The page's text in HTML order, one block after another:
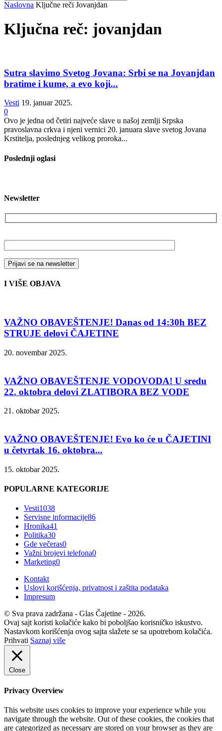
Naslovna Ključne reči Jovanjdan
Ključna reč: jovanjdan
Sutra slavimo Svetog Jovana: Srbi se na Jovanjdan
bratime i kume, a evo koji...
Vesti 19. januar 2025.
0
Ovo je jedna od četiri najveće slave u našoj zemlji Srpska
pravoslavna crkva i njeni vernici 20. januara slave svetog Jovana
Krstitelja, poslednjeg velikog proroka...
Poslednji oglasi
Newsletter
I VIŠE OBJAVA
VAŽNO OBAVEŠTENJE! Danas od 14:30h BEZ
STRUJE delovi ČAJETINE
20. novembar 2025.
VAŽNO OBAVEŠTENJE VODOVODA! U sredu
22. oktobra delovi ZLATIBORA BEZ VODE
21. oktobar 2025.
VAŽNO OBAVEŠTENJE! Evo ko će u ČAJETINI
u četvrtak 16. oktobra...
15. oktobar 2025.
POPULARNE KATEGORIJE
Vesti1038
Servisne informacije86
Hronika41
Politika30
Gde večeras0
Važni brojevi telefona0
Marketing0
Kontakt
Uslovi korišćenja, privatnost i zaštita podataka
Impresum
© Sva prava zadržana - Glas Čajetine - 2026.
Ovaj sajt koristi kolačiće kako bi poboljšao korisničko iskustvo.
Nastavkom korišćenja ovog sajta slažete se sa upotrebom kolačića.
Prihvati Saznaj više
Close
Privacy Overview
This website uses cookies to improve your experience while you
navigate through the website. Out of these cookies, the cookies that
are categorized as necessary are stored on your browser as they are